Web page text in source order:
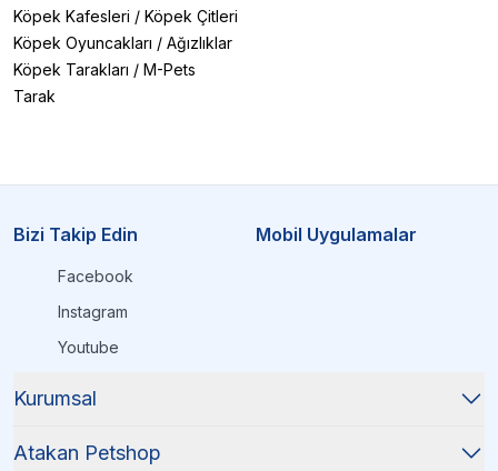
Köpek Kafesleri / Köpek Çitleri
Köpek Oyuncakları / Ağızlıklar
Köpek Tarakları / M-Pets
Tarak
Bizi Takip Edin
Facebook
Instagram
Youtube
Mobil Uygulamalar
Kurumsal
Atakan Petshop